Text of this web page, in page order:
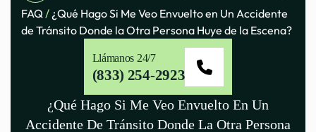
FAQ/ ¿Qué Hago Si Me Veo Envuelto en Un Accidente
de Tránsito Donde la Otra Persona Huye de la Escena?
Llámanos 24/7
(833) 254-2923
¿Qué Hago Si Me Veo Envuelto En Un
Accidente De Tránsito Donde La Otra Persona